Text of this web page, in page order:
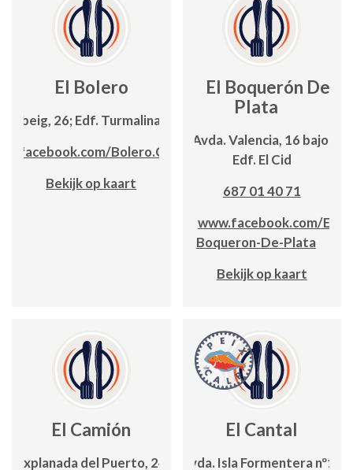
El Bolero
26; Edf. Turmalina, lc. 21
Bolero.Calpe/
Bekijk op kaart
El Boquerón De
Plata
Avda. Valencia, 16 bajo;
Edf. El Cid
687 01 40 71
www.facebook.com/El-
Boqueron-De-Plata
Bekijk op kaart
El Camión
Explanada del Puerto, 24
El Cantal
Avda. Isla Formentera nº16